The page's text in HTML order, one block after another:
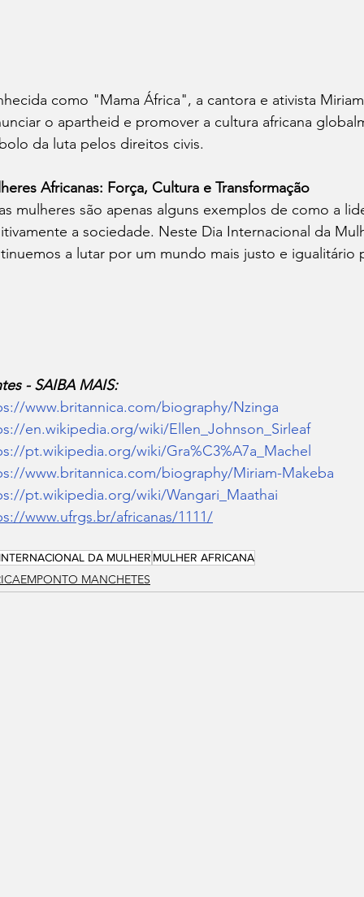
como "Mama África", a cantora e ativista
o apartheid e promover a cultura africana
da luta pelos direitos civis.
Africanas: Força, Cultura e Transformação
mulheres são apenas alguns exemplos de como a
a sociedade. Neste Dia Internacional da
a lutar por um mundo mais justo e igualitário
- SAIBA MAIS:
www.britannica.com/biography/Nzinga
en.wikipedia.org/wiki/Ellen_Johnson_Sirleaf
pt.wikipedia.org/wiki/Gra%C3%A7a_Machel
www.britannica.com/biography/Miriam-Makeba
pt.wikipedia.org/wiki/Wangari_Maathai
www.ufrgs.br/africanas/1111/
DA MULHER MULHER AFRICANA
MANCHETES